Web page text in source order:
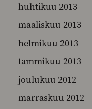
huhtikuu 2013
maaliskuu 2013
helmikuu 2013
tammikuu 2013
joulukuu 2012
marraskuu 2012